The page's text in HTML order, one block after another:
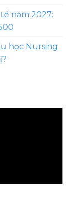
năm 2027:
học Nursing